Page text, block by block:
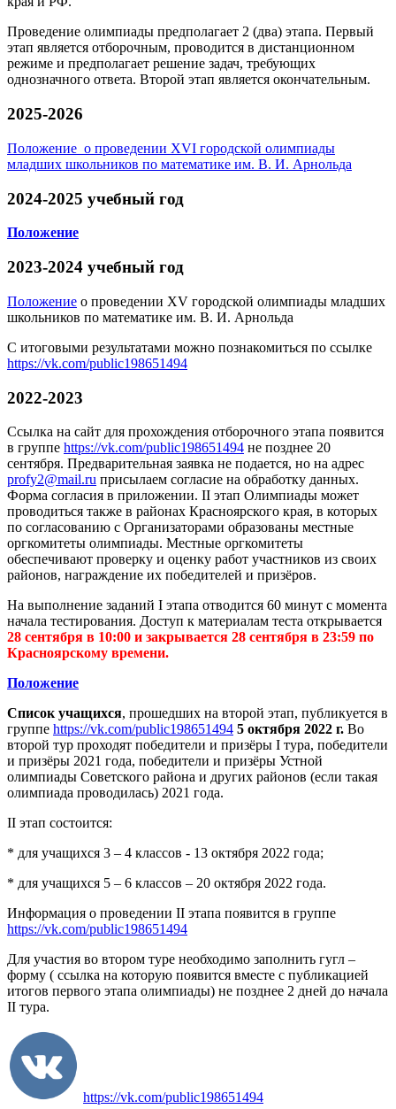
Проведение олимпиады предполагает 2 (два) этапа. Первый
этап является отборочным, проводится в дистанционном
режиме и предполагает решение задач, требующих
однозначного ответа. Второй этап является окончательным.
2025-2026
Положение о проведении XVI городской олимпиады
младших школьников по математике им. В. И. Арнольда
2024-2025 учебный год
Положение
2023-2024 учебный год
Положение о проведении XV городской олимпиады младших
школьников по математике им. В. И. Арнольда
С итоговыми результатами можно познакомиться по ссылке
https://vk.com/public198651494
2022-2023
Ссылка на сайт для прохождения отборочного этапа появится
в группе https://vk.com/public198651494 не позднее 20
сентября. Предварительная заявка не подается, но на адрес
profy2@mail.ru присылаем согласие на обработку данных.
Форма согласия в приложении. II этап Олимпиады может
проводиться также в районах Красноярского края, в которых
по согласованию с Организаторами образованы местные
оргкомитеты олимпиады. Местные оргкомитеты
обеспечивают проверку и оценку работ участников из своих
районов, награждение их победителей и призёров.
На выполнение заданий I этапа отводится 60 минут с момента
начала тестирования. Доступ к материалам теста открывается
28 сентября в 10:00 и закрывается 28 сентября в 23:59 по
Красноярскому времени.
Положение
Список учащихся, прошедших на второй этап, публикуется в
группе https://vk.com/public198651494 5 октября 2022 г. Во
второй тур проходят победители и призёры I тура, победители
и призёры 2021 года, победители и призёры Устной
олимпиады Советского района и других районов (если такая
олимпиада проводилась) 2021 года.
II этап состоится:
* для учащихся 3 – 4 классов - 13 октября 2022 года;
* для учащихся 5 – 6 классов – 20 октября 2022 года.
Информация о проведении II этапа появится в группе
https://vk.com/public198651494
Для участия во втором туре необходимо заполнить гугл –
форму ( ссылка на которую появится вместе с публикацией
итогов первого этапа олимпиады) не позднее 2 дней до начала
II тура.
https://vk.com/public198651494